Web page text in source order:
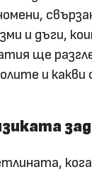
и дъги,
ще
и